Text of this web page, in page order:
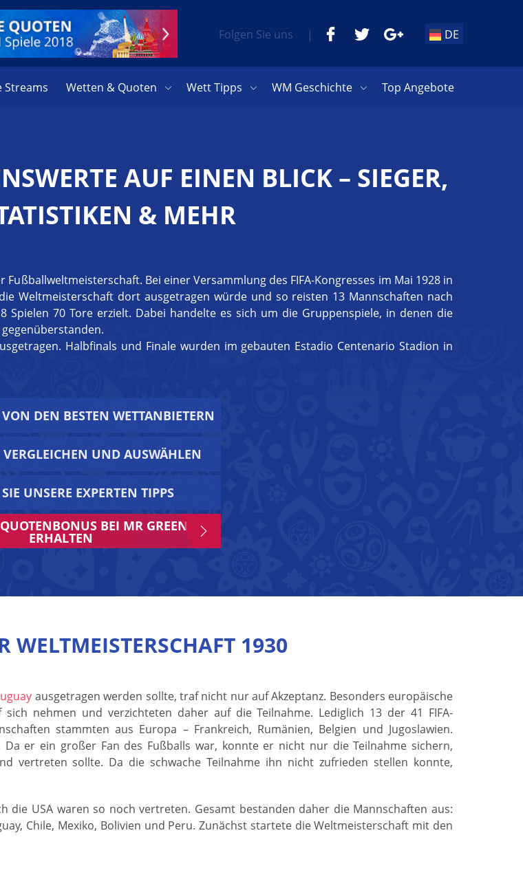
DE
Folgen Sie uns |
Streams Wetten & Quoten Wett Tipps WM Geschichte Top Angebote
AUF EINEN BLICK – SIEGER,
& MEHR
Bei einer Versammlung des FIFA-Kongresses im Mai 1928 in
Weltmeisterschaft dort ausgetragen würde und so reisten 13 Mannschaften nach
70 Tore erzielt. Dabei handelte es sich um die Gruppenspiele, in denen die
Halbfinals und Finale wurden im gebauten Estadio Centenario Stadion in
DEN BESTEN WETTANBIETERN
UND AUSWÄHLEN
UNSERE EXPERTEN TIPPS
BEI MR GREEN
ERHALTEN
WELTMEISTERSCHAFT 1930
ausgetragen werden sollte, traf nicht nur auf Akzeptanz. Besonders europäische
nehmen und verzichteten daher auf die Teilnahme. Lediglich 13 der 41 FIFA-
stammten aus Europa – Frankreich, Rumänien, Belgien und Jugoslawien.
er ein großer Fan des Fußballs war, konnte er nicht nur die Teilnahme sichern,
vertreten sollte. Da die schwache Teilnahme ihn nicht zufrieden stellen konnte,
die USA waren so noch vertreten. Gesamt bestanden daher die Mannschaften aus:
Chile, Mexiko, Bolivien und Peru. Zunächst startete die Weltmeisterschaft mit den